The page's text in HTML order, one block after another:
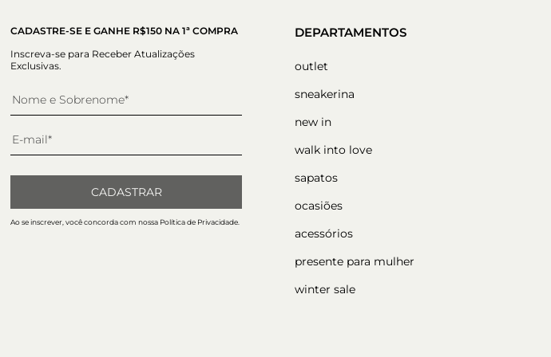
CADASTRE-SE E GANHE R$150 NA 1ª COMPRA
Inscreva-se para Receber Atualizações
Exclusivas.
CADASTRAR
Ao se inscrever, você concorda com nossa Política de Privacidade.
DEPARTAMENTOS
outlet
sneakerina
new in
walk into love
sapatos
ocasiões
acessórios
presente para mulher
winter sale